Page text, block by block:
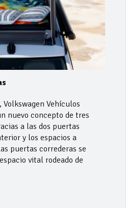
Vehículos
nuevo concepto de tres
a las dos puertas
y los espacios a
puertas correderas se
vital rodeado de